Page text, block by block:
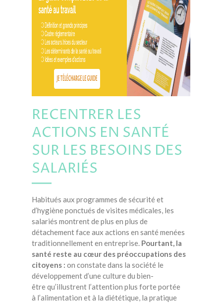
RECENTRER LES
ACTIONS EN SANTÉ
SUR LES BESOINS DES
SALARIÉS
Habitués aux programmes de sécurité et
d’hygiène ponctués de visites médicales, les
salariés montrent de plus en plus de
détachement face aux actions en santé menées
traditionnellement en entreprise. Pourtant, la
santé reste au cœur des préoccupations des
citoyens : on constate dans la société le
développement d’une culture du bien-
être qu’illustrent l’attention plus forte portée
à l’alimentation et à la diététique, la pratique